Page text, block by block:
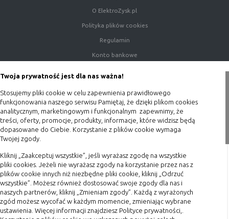
Twoja prywatność jest dla nas ważna!
Stosujemy pliki cookie w celu zapewnienia prawidłowego
funkcjonowania naszego serwisu Pamiętaj, że dzięki plikom cookies
analitycznym, marketingowym i funkcjonalnym zapewnimy, że
treści, oferty, promocje, produkty, informacje, które widzisz będą
dopasowane do Ciebie. Korzystanie z plików cookie wymaga
Twojej zgody.
Kliknij „Zaakceptuj wszystkie”, jeśli wyrażasz zgodę na wszystkie
pliki cookies. Jeżeli nie wyrażasz zgody na korzystanie przez nas z
plików cookie innych niż niezbędne pliki cookie, kliknij „Odrzuć
wszystkie”. Możesz również dostosować swoje zgody dla nas i
naszych partnerów, kliknij „Zmieniam zgody”. Każdą z wyrażonych
zgód możesz wycofać w każdym momencie, zmieniając wybrane
ustawienia. Więcej informacji znajdziesz Polityce prywatności,.
Opis
cookie umieszczone na czas korzystania z
przeglądarki (sesji), zostaje wykasowane
Cookies
(persistent
cookie)
nie jest kasowane po zamknięciu
użytkownika na określony czas lub bez
okresu ważności w zależności od ustawień
właściciela witryny
serwisu, który zarządza cookies:
Rodzaj
Opis
Cookie
własne
cookie umieszczone bezpośrednio przez
właściciela witryny jaka została
O ElektroZysk.pl
Polityka plików cookies
Regulamin
Konto bankowe
Blog
Zakupy
Terminy realizacji
Koszty przesyłki
Dostawa
Reklamacje
Zwrot towaru